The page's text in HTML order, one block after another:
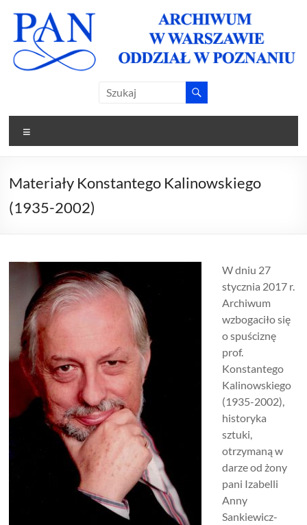
content
Archiwum
PAN
Oddział w
Poznaniu
Oddział w
Materiały Konstantego Kalinowskiego
(1935-2002)
W dniu 27
stycznia 2017 r.
Archiwum
wzbogaciło się
o spuściznę
prof.
Konstantego
Kalinowskiego
(1935-2002),
historyka
sztuki,
otrzymaną w
darze od żony
pani Izabelli
Anny
Sankiewicz-